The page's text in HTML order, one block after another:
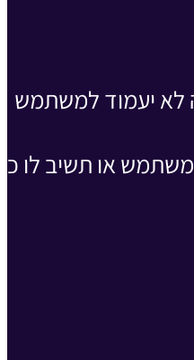
יעמוד למשתמש
או תשיב לו